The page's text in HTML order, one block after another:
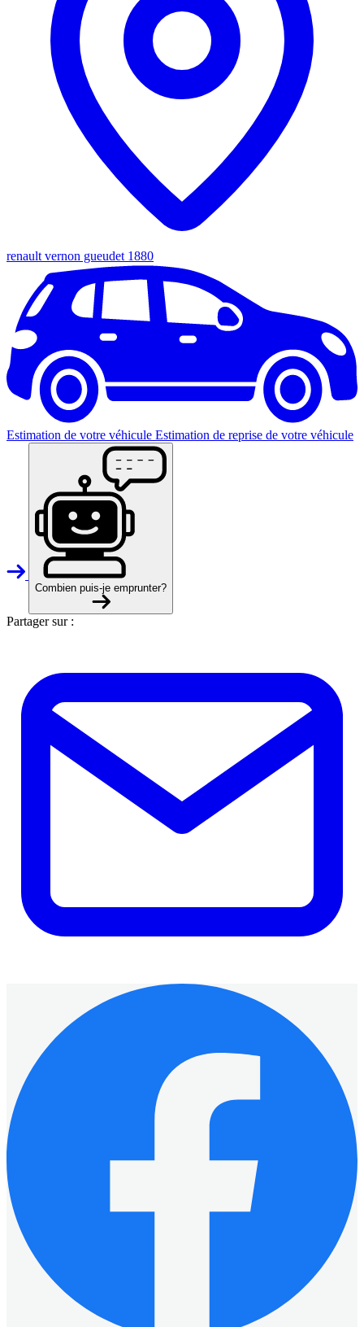
renault vernon gueudet 1880
Estimation de votre véhicule Estimation de reprise de votre véhicule
Combien puis-je emprunter?
Partager sur :